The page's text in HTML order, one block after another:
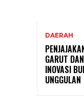
DAERAH
GARUT
INOVASI
UNGGULAN